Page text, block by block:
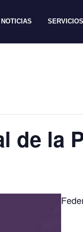
NOTICIAS SERVICIOS
de la